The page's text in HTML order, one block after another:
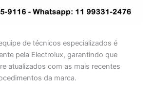
de técnicos especializados é
pela Electrolux, garantindo que
atualizados com as mais recentes
da marca.